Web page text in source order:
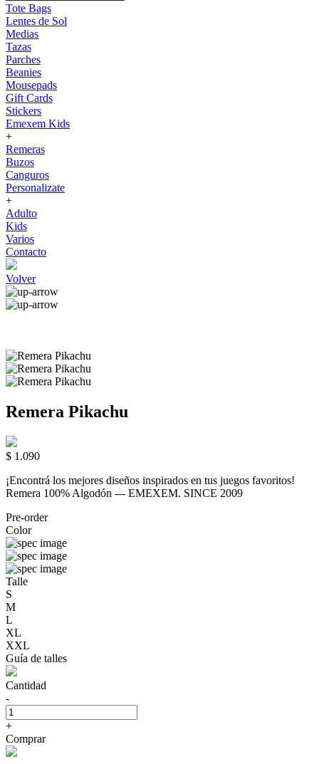
Tote Bags
Lentes de Sol
Medias
Tazas
Parches
Beanies
Mousepads
Gift Cards
Stickers
Emexem Kids
+
Remeras
Buzos
Canguros
Personalizate
+
Adulto
Kids
Varios
Contacto
Volver
Remera Pikachu
$ 1.090
¡Encontrá los mejores diseños inspirados en tus juegos favoritos!
Remera 100% Algodón --- EMEXEM. SINCE 2009
Pre-order
Color
Talle
S
M
L
XL
XXL
Guía de talles
Cantidad
-
+
Comprar